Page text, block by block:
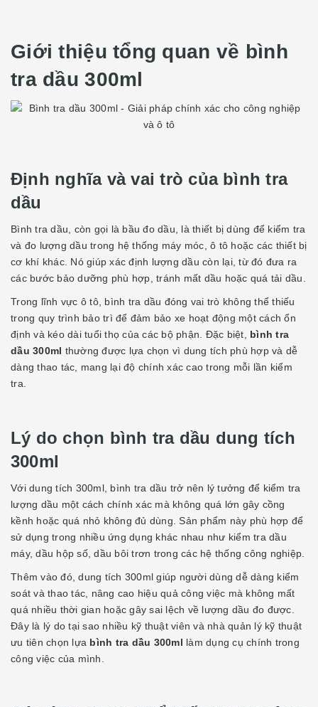
Giới thiệu tổng quan về bình
tra dầu 300ml
Định nghĩa và vai trò của bình tra
dầu
Bình tra dầu, còn gọi là bầu đo dầu, là thiết bị dùng để kiểm tra
và đo lượng dầu trong hệ thống máy móc, ô tô hoặc các thiết bị
cơ khí khác. Nó giúp xác định lượng dầu còn lại, từ đó đưa ra
các bước bảo dưỡng phù hợp, tránh mất dầu hoặc quá tải dầu.
Trong lĩnh vực ô tô, bình tra dầu đóng vai trò không thể thiếu
trong quy trình bảo trì để đảm bảo xe hoạt động một cách ổn
định và kéo dài tuổi thọ của các bộ phận. Đặc biệt, bình tra
dầu 300ml thường được lựa chọn vì dung tích phù hợp và dễ
dàng thao tác, mang lại độ chính xác cao trong mỗi lần kiểm
tra.
Lý do chọn bình tra dầu dung tích
300ml
Với dung tích 300ml, bình tra dầu trở nên lý tưởng để kiểm tra
lượng dầu một cách chính xác mà không quá lớn gây cồng
kềnh hoặc quá nhỏ không đủ dùng. Sản phẩm này phù hợp để
sử dụng trong nhiều ứng dụng khác nhau như kiểm tra dầu
máy, dầu hộp số, dầu bôi trơn trong các hệ thống công nghiệp.
Thêm vào đó, dung tích 300ml giúp người dùng dễ dàng kiểm
soát và thao tác, nâng cao hiệu quả công việc mà không mất
quá nhiều thời gian hoặc gây sai lệch về lượng dầu đo được.
Đây là lý do tại sao nhiều kỹ thuật viên và nhà quản lý kỹ thuật
ưu tiên chọn lựa bình tra dầu 300ml làm dụng cụ chính trong
công việc của mình.